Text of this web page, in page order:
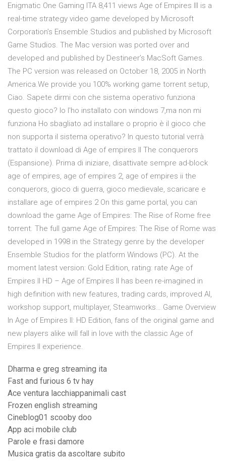
Enigmatic One Gaming ITA 8,411 views Age of Empires III is a
real-time strategy video game developed by Microsoft
Corporation’s Ensemble Studios and published by Microsoft
Game Studios. The Mac version was ported over and
developed and published by Destineer’s MacSoft Games.
The PC version was released on October 18, 2005 in North
America.We provide you 100% working game torrent setup,
Ciao. Sapete dirmi con che sistema operativo funziona
questo gioco? Io l'ho installato con windows 7,ma non mi
funziona Ho sbagliato ad installare o proprio è il gioco che
non supporta il sistema operativo? In questo tutorial verrà
trattato il download di Age of empires II The conquerors
(Espansione). Prima di iniziare, disattivate sempre ad-block
age of empires, age of empires 2, age of empires ii the
conquerors, gioco di guerra, gioco medievale, scaricare e
installare age of empires 2 On this game portal, you can
download the game Age of Empires: The Rise of Rome free
torrent. The full game Age of Empires: The Rise of Rome was
developed in 1998 in the Strategy genre by the developer
Ensemble Studios for the platform Windows (PC). At the
moment latest version: Gold Edition, rating: rate Age of
Empires II HD – Age of Empires II has been re-imagined in
high definition with new features, trading cards, improved AI,
workshop support, multiplayer, Steamworks… Game Overview
In Age of Empires II: HD Edition, fans of the original game and
new players alike will fall in love with the classic Age of
Empires II experience.
Dharma e greg streaming ita
Fast and furious 6 tv hay
Ace ventura lacchiappanimali cast
Frozen english streaming
Cineblog01 scooby doo
App aci mobile club
Parole e frasi damore
Musica gratis da ascoltare subito